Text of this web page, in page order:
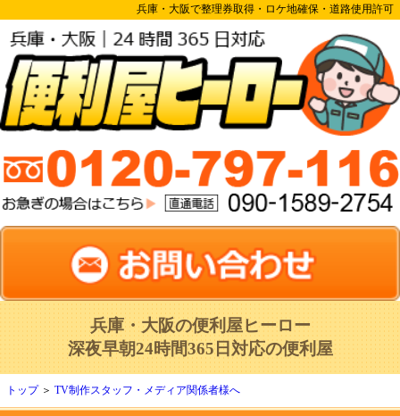
兵庫・大阪で整理券取得・ロケ地確保・道路使用許可
兵庫・大阪の便利屋ヒーロー
深夜早朝24時間365日対応の便利屋
トップ＞ TV制作スタッフ・メディア関係者様へ